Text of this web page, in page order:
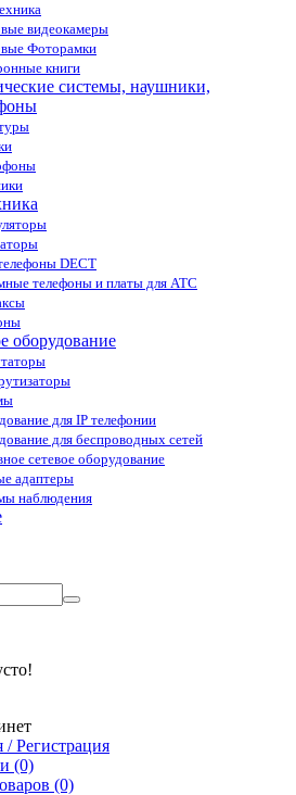
видеокамеры
Фоторамки
книги
системы, наушники,
DECT
телефоны и платы для АТС
оборудование
для IP телефонии
для беспроводных сетей
сетевое оборудование
адаптеры
наблюдения
/ Регистрация
(0)
(0)